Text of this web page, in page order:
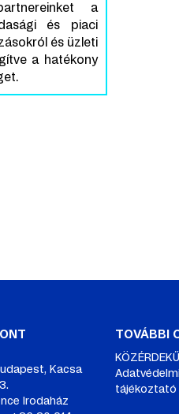
a
és piaci
és üzleti
a hatékony
Kacsa
Irodaház
TOVÁBBI
Adatvédelmi
tájékoztató